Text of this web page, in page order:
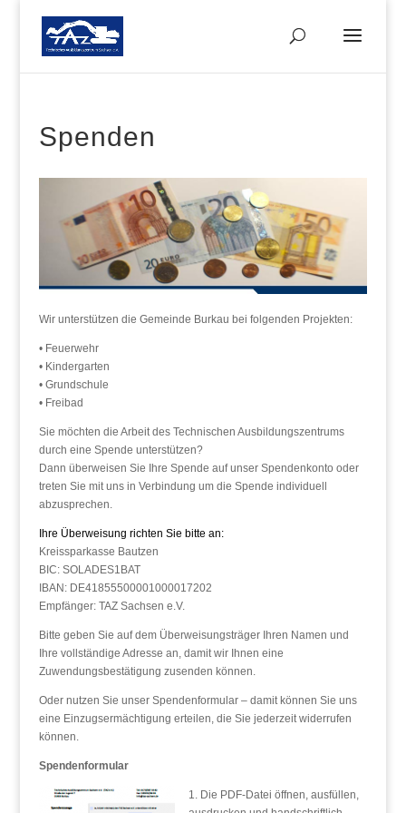
Spenden
Wir unterstützen die Gemeinde Burkau bei folgenden Projekten:
• Feuerwehr
• Kindergarten
• Grundschule
• Freibad
Sie möchten die Arbeit des Technischen Ausbildungszentrums
durch eine Spende unterstützen?
Dann überweisen Sie Ihre Spende auf unser Spendenkonto oder
treten Sie mit uns in Verbindung um die Spende individuell
abzusprechen.
Ihre Überweisung richten Sie bitte an:
Kreissparkasse Bautzen
BIC: SOLADES1BAT
IBAN: DE41855500001000017202
Empfänger: TAZ Sachsen e.V.
Bitte geben Sie auf dem Überweisungsträger Ihren Namen und
Ihre vollständige Adresse an, damit wir Ihnen eine
Zuwendungsbestätigung zusenden können.
Oder nutzen Sie unser Spendenformular – damit können Sie uns
eine Einzugsermächtigung erteilen, die Sie jederzeit widerrufen
können.
Spendenformular
1. Die PDF-Datei öffnen, ausfüllen,